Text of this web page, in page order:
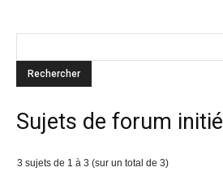
Sujets de forum
3 sujets de 1 à 3 (sur un total de 3)